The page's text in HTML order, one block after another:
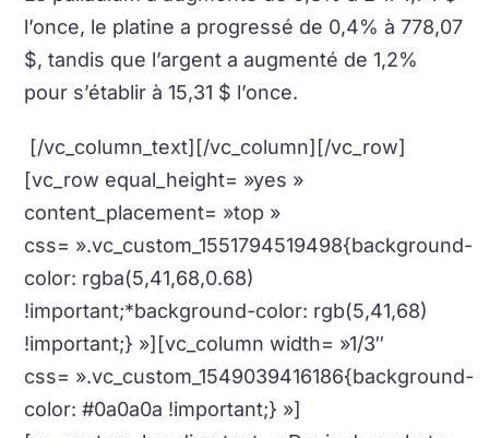
l’once, le platine a progressé de 0,4% à 778,07
$, tandis que l’argent a augmenté de 1,2%
pour s’établir à 15,31 $ l’once.
[/vc_column_text][/vc_column][/vc_row]
[vc_row equal_height= »yes »
content_placement= »top »
css= ».vc_custom_1551794519498{background-
color: rgba(5,41,68,0.68)
!important;*background-color: rgb(5,41,68)
!important;} »][vc_column width= »1/3″
css= ».vc_custom_1549039416186{background-
color: #0a0a0a !important;} »]